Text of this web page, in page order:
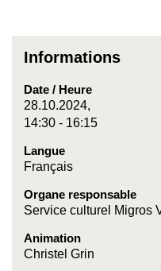
Informations
Date / Heure
28.10.2024,
14:30 - 16:15
Langue
Français
Organe responsable
Service culturel Migros
Animation
Christel Grin